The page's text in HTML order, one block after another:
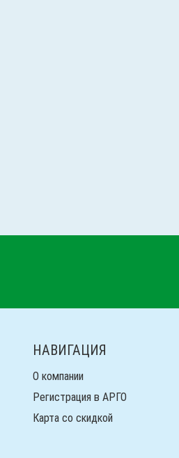
НАВИГАЦИЯ
О компании
Регистрация в АРГО
Карта со скидкой